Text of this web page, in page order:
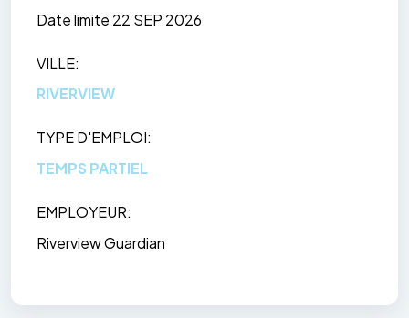
Date limite 22 SEP 2026
VILLE
RIVERVIEW
TYPE D'EMPLOI
TEMPS PARTIEL
EMPLOYEUR
Riverview Guardian